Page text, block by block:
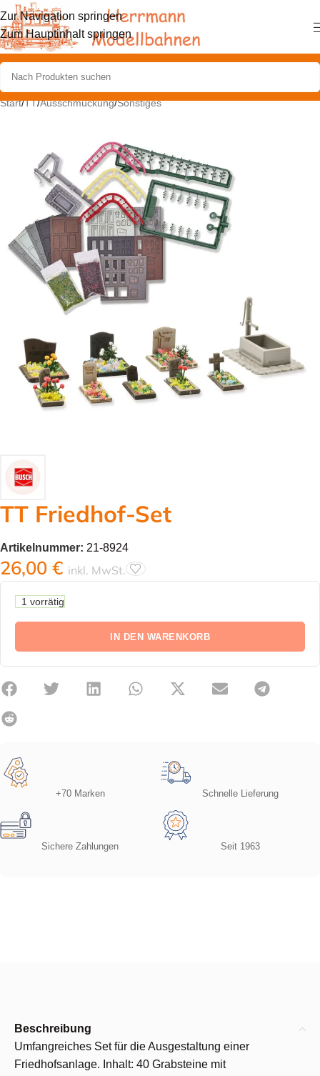
Zur Navigation springen
Zum Hauptinhalt springen
Start/TT/Ausschmückung/Sonstiges
TT Friedhof-Set
Artikelnummer: 21-8924
26,00 € inkl. MwSt.
1 vorrätig
IN DEN WARENKORB
+70 Marken Schnelle Lieferung
Sichere Zahlungen Seit 1963
Beschreibung
Umfangreiches Set für die Ausgestaltung einer
Friedhofsanlage. Inhalt: 40 Grabsteine mit